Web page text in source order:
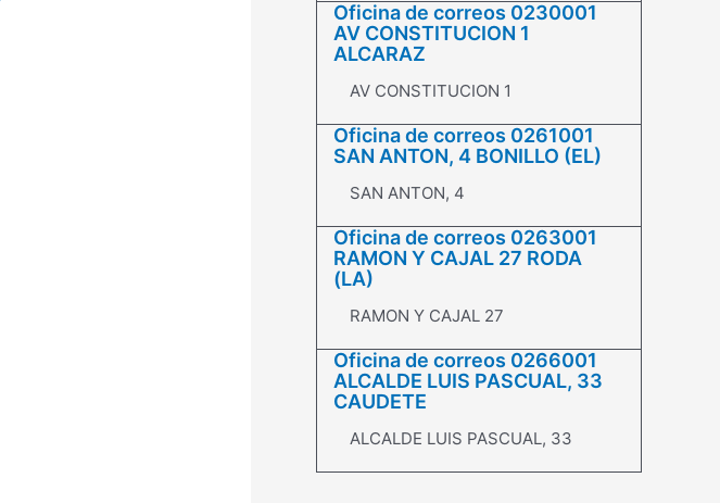
Oficina de correos 0230001
AV CONSTITUCION 1
ALCARAZ
AV CONSTITUCION 1
Oficina de correos 0261001
SAN ANTON, 4 BONILLO (EL)
SAN ANTON, 4
Oficina de correos 0263001
RAMON Y CAJAL 27 RODA
(LA)
RAMON Y CAJAL 27
Oficina de correos 0266001
ALCALDE LUIS PASCUAL, 33
CAUDETE
ALCALDE LUIS PASCUAL, 33